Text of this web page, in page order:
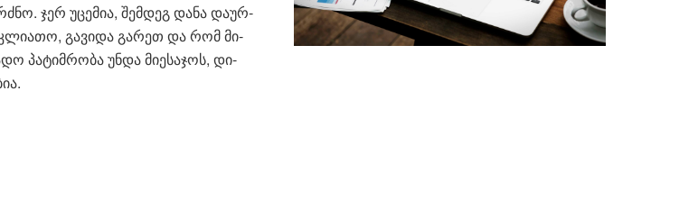
ჯერ უცე­მია, შემ­დეგ დანა და­ურ­
გა­ვი­და გა­რეთ და რომ მი­
პა­ტიმ­რო­ბა უნდა მი­ე­სა­ჯოს, დი­